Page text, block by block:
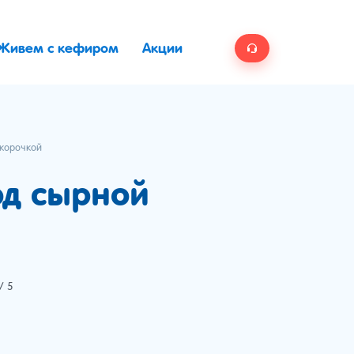
с кефиром Акции
сырной
/ 5